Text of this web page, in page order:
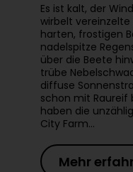
Es ist kalt, der Wind
wirbelt
harten, frostigen
nadelspitze
über die Beete
trübe
diffuse
schon mit Raureif
haben die
City Farm…
Mehr